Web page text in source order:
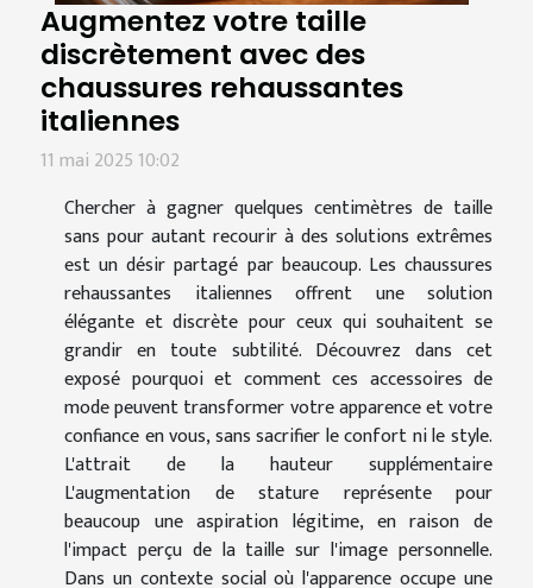
Augmentez votre taille
discrètement avec des
chaussures rehaussantes
italiennes
11 mai 2025 10:02
Chercher à gagner quelques centimètres de taille
sans pour autant recourir à des solutions extrêmes
est un désir partagé par beaucoup. Les chaussures
rehaussantes italiennes offrent une solution
élégante et discrète pour ceux qui souhaitent se
grandir en toute subtilité. Découvrez dans cet
exposé pourquoi et comment ces accessoires de
mode peuvent transformer votre apparence et votre
confiance en vous, sans sacrifier le confort ni le style.
L'attrait de la hauteur supplémentaire
L'augmentation de stature représente pour
beaucoup une aspiration légitime, en raison de
l'impact perçu de la taille sur l'image personnelle.
Dans un contexte social où l'apparence occupe une